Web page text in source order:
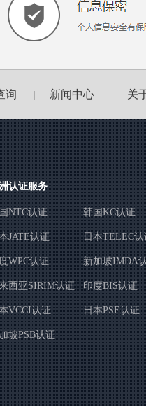
询 新闻中心 关
认证服务
NTC认证 韩国KC认证
JATE认证 日本TELEC认
WPC认证 新加坡IMDA
西亚SIRIM认证 印度BIS认证
VCCI认证 日本PSE认证
坡PSB认证